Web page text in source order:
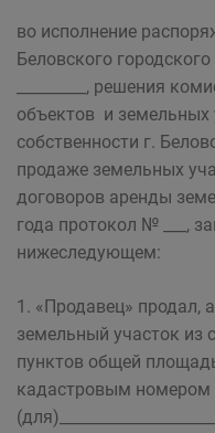
во исполнение
Беловского городского
_________, решения
объектов и земельных
собственности г.
продаже земельных
договоров аренды
года протокол № ___,
нижеследующем:
1. «Продавец» продал,
земельный участок из
пунктов общей
кадастровым номером